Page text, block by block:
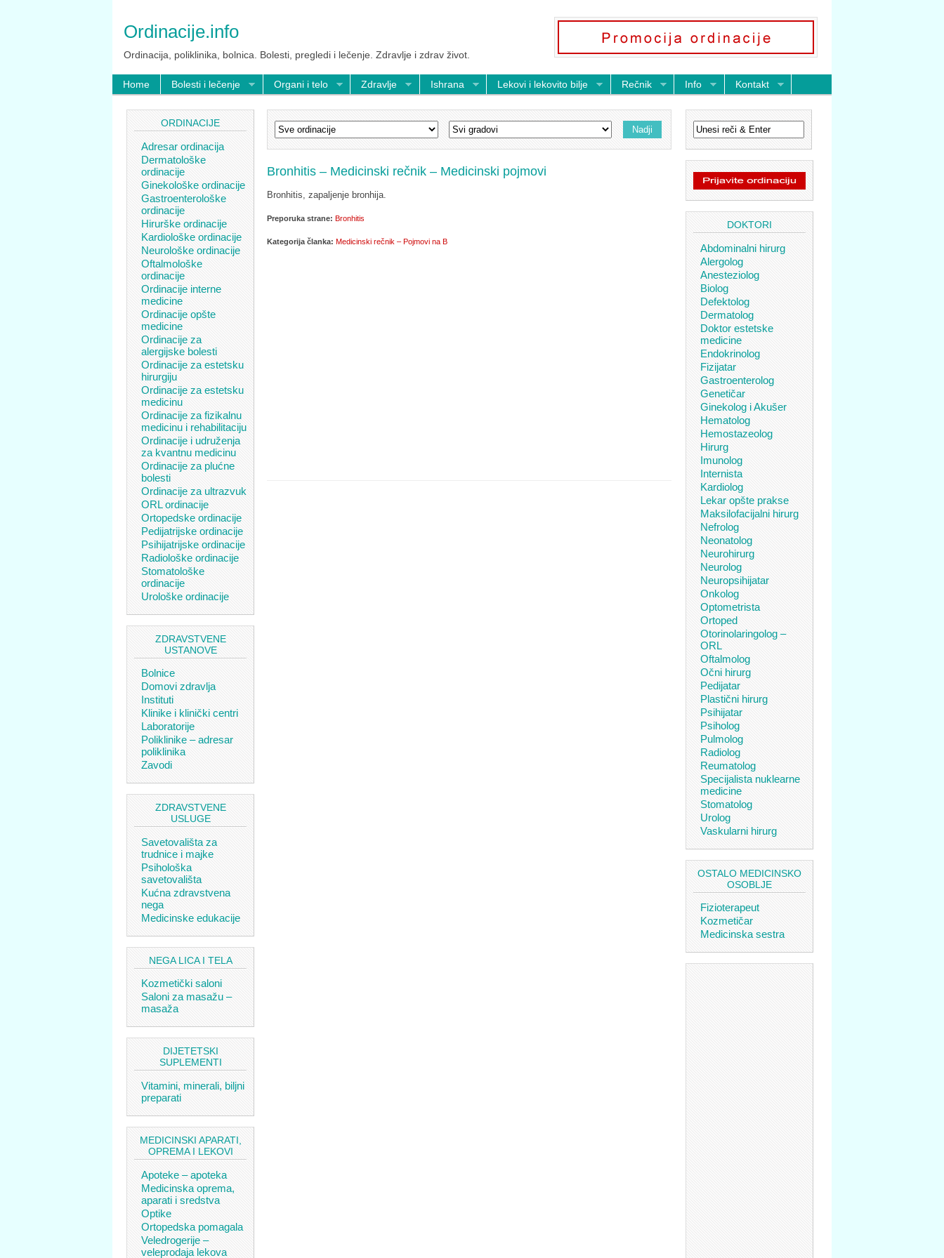
Ordinacije.info
Ordinacija, poliklinika, bolnica. Bolesti, pregledi i lečenje. Zdravlje i zdrav život.
Home Bolesti i lečenje Organi i telo Zdravlje Ishrana Lekovi i lekovito bilje Rečnik Info Kontakt
ORDINACIJE
Adresar ordinacija
Dermatološke
ordinacije
Ginekološke ordinacije
Gastroenterološke
ordinacije
Hirurške ordinacije
Kardiološke ordinacije
Neurološke ordinacije
Oftalmološke
ordinacije
Ordinacije interne
medicine
Ordinacije opšte
medicine
Ordinacije za
alergijske bolesti
Ordinacije za estetsku
hirurgiju
Ordinacije za estetsku
medicinu
Ordinacije za fizikalnu
medicinu i rehabilitaciju
Ordinacije i udruženja
za kvantnu medicinu
Ordinacije za plućne
bolesti
Ordinacije za ultrazvuk
ORL ordinacije
Ortopedske ordinacije
Pedijatrijske ordinacije
Psihijatrijske ordinacije
Radiološke ordinacije
Stomatološke
ordinacije
Urološke ordinacije
ZDRAVSTVENE
USTANOVE
Bolnice
Domovi zdravlja
Instituti
Klinike i klinički centri
Laboratorije
Poliklinike – adresar
poliklinika
Zavodi
ZDRAVSTVENE
USLUGE
Savetovališta za
trudnice i majke
Psihološka
savetovališta
Kućna zdravstvena
nega
Medicinske edukacije
NEGA LICA I TELA
Kozmetički saloni
Saloni za masažu –
masaža
DIJETETSKI
SUPLEMENTI
Vitamini, minerali, biljni
preparati
MEDICINSKI APARATI,
OPREMA I LEKOVI
Apoteke – apoteka
Medicinska oprema,
aparati i sredstva
Optike
Ortopedska pomagala
Veledrogerije –
veleprodaja lekova
Bronhitis – Medicinski rečnik – Medicinski pojmovi
Bronhitis, zapaljenje bronhija.
Preporuka strane: Bronhitis
Kategorija članka: Medicinski rečnik – Pojmovi na B
DOKTORI
Abdominalni hirurg
Alergolog
Anesteziolog
Biolog
Defektolog
Dermatolog
Doktor estetske
medicine
Endokrinolog
Fizijatar
Gastroenterolog
Genetičar
Ginekolog i Akušer
Hematolog
Hemostazeolog
Hirurg
Imunolog
Internista
Kardiolog
Lekar opšte prakse
Maksilofacijalni hirurg
Nefrolog
Neonatolog
Neurohirurg
Neurolog
Neuropsihijatar
Onkolog
Optometrista
Ortoped
Otorinolaringolog –
ORL
Oftalmolog
Očni hirurg
Pedijatar
Plastični hirurg
Psihijatar
Psiholog
Pulmolog
Radiolog
Reumatolog
Specijalista nuklearne
medicine
Stomatolog
Urolog
Vaskularni hirurg
OSTALO MEDICINSKO
OSOBLJE
Fizioterapeut
Kozmetičar
Medicinska sestra